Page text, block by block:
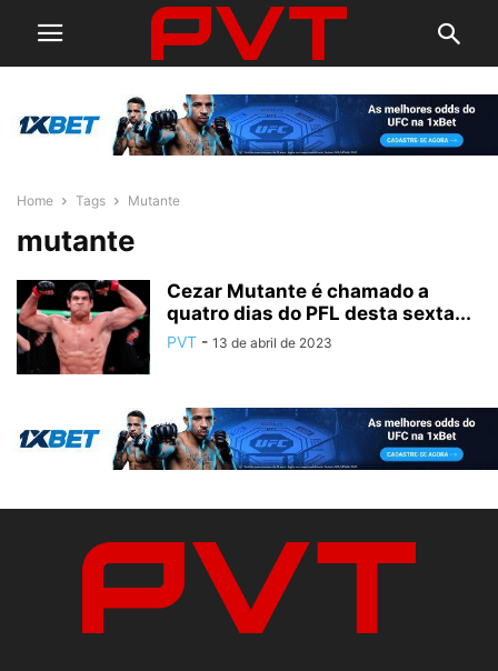
Home Tags Mutante
mutante
Cezar Mutante é chamado a
quatro dias do PFL desta sexta...
PVT - 13 de abril de 2023